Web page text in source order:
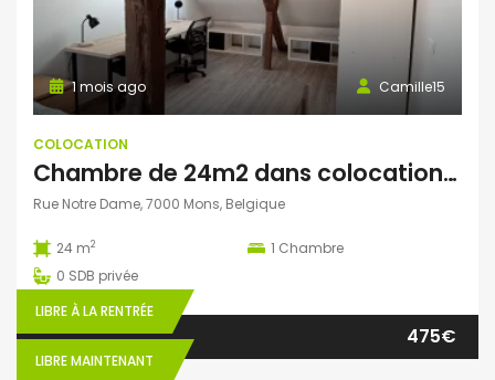
Camille15
1 mois ago
COLOCATION
Chambre de 24m2 dans colocation au cœur de Mons
Rue Notre Dame, 7000 Mons, Belgique
24 m2 1 Chambre
0 SDB privée
LIBRE À LA RENTRÉE
LIBRE MAINTENANT
475€